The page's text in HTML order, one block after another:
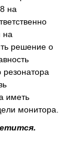
на
на
решение о
иметь
монитора.